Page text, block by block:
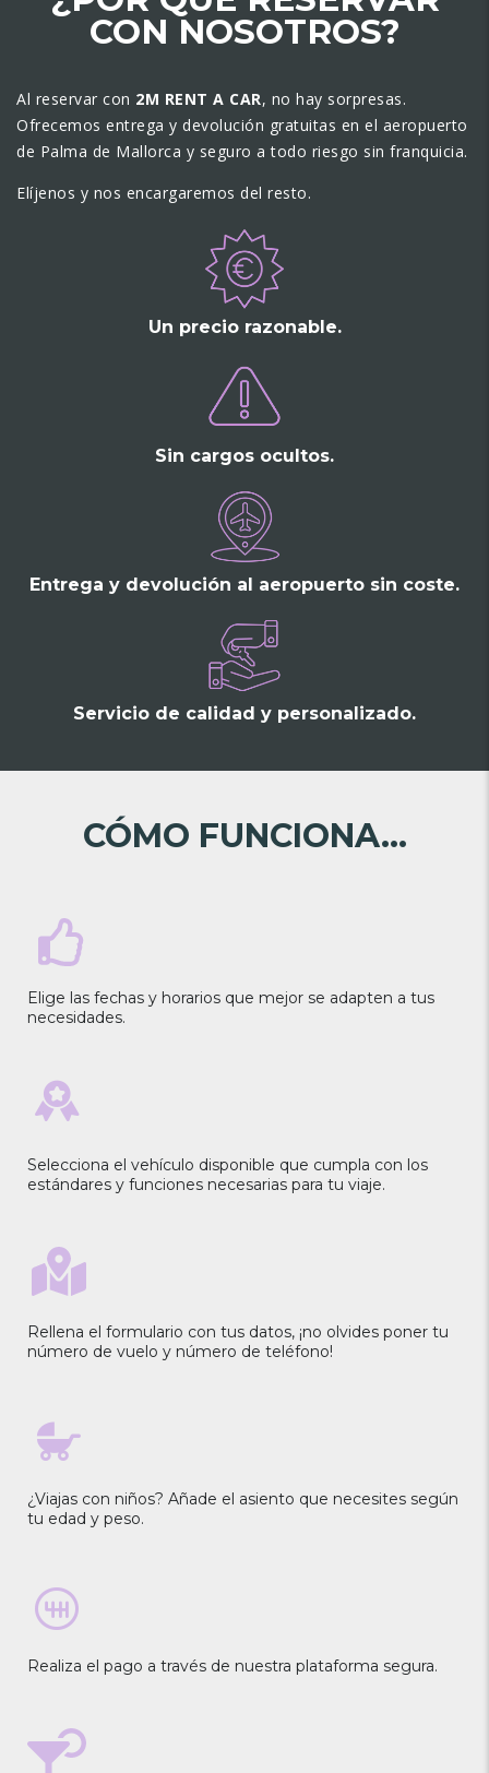
CON NOSOTROS?
Al reservar con 2M RENT A CAR, no hay sorpresas.
Ofrecemos entrega y devolución gratuitas en el aeropuerto
de Palma de Mallorca y seguro a todo riesgo sin franquicia.
Elíjenos y nos encargaremos del resto.
Un precio razonable.
Sin cargos ocultos.
Entrega y devolución al aeropuerto sin coste.
Servicio de calidad y personalizado.
CÓMO FUNCIONA...
Elige las fechas y horarios que mejor se adapten a tus
necesidades.
Selecciona el vehículo disponible que cumpla con los
estándares y funciones necesarias para tu viaje.
Rellena el formulario con tus datos, ¡no olvides poner tu
número de vuelo y número de teléfono!
¿Viajas con niños? Añade el asiento que necesites según
tu edad y peso.
Realiza el pago a través de nuestra plataforma segura.